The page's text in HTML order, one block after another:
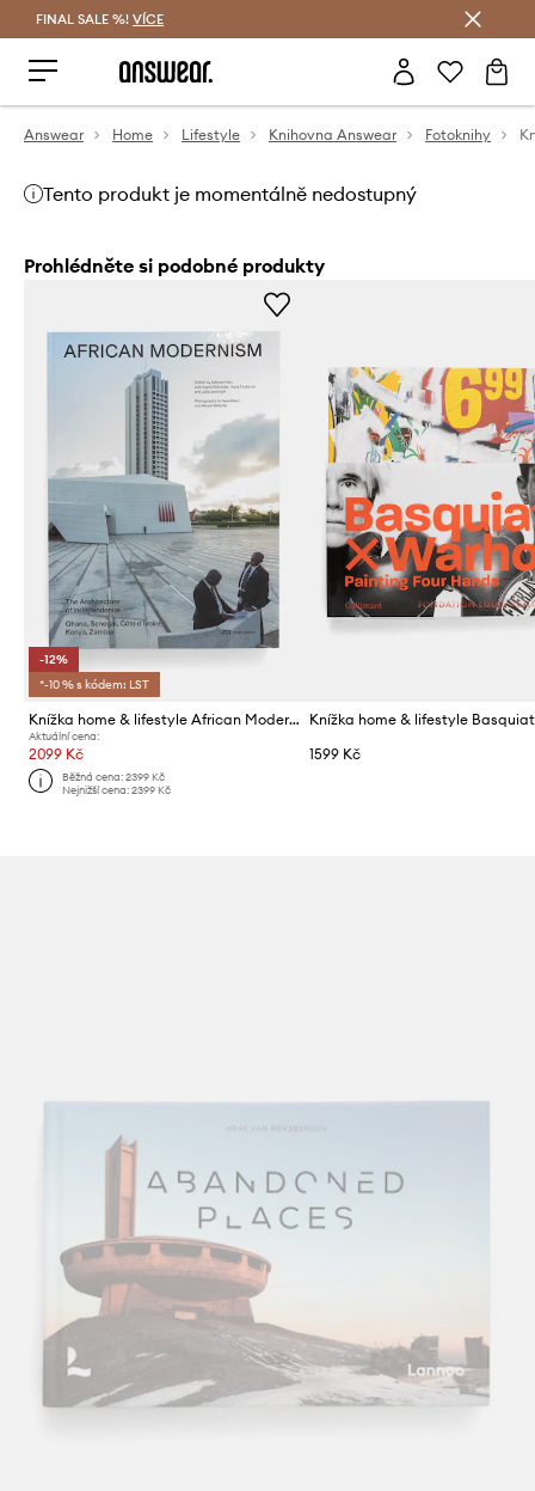
FINAL SALE %! VÍCE
Answear Home Lifestyle Knihovna Answear Fotoknihy
Tento produkt je momentálně nedostupný
Prohlédněte si podobné produkty
-12%
*-10 % s kódem: LST
Knížka home & lifestyle African Modernism by Manuel Herz, English
Aktuální cena:
2099 Kč
Běžná cena:2399 Kč
Nejnižší cena:2399 Kč
1599 Kč